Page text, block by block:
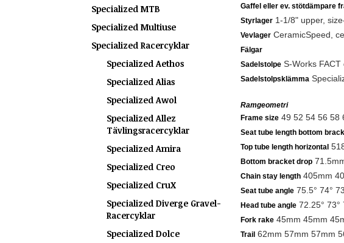
Specialized MTB
Specialized Multiuse
Specialized Racercyklar
Specialized Aethos
Specialized Alias
Specialized Awol
Specialized Allez
Tävlingsracercyklar
Specialized Amira
Specialized Creo
Specialized CruX
Specialized Diverge Gravel-
Racercyklar
Specialized Dolce
Gaffel eller ev. stötdämpare
Styrlager1-1/8" upper,
VevlagerCeramicSpeed,
Fälgar
SadelstolpeS-Works FACT
Sadelstolpsklämma
Ramgeometri
Frame size49 52 54 56 58
Seat tube length bottom
Top tube length horizontal
Bottom bracket drop
Chain stay length405mm
Seat tube angle75.5° 74°
Head tube angle72.25° 73°
Fork rake45mm 45mm
Trail62mm 57mm 57mm